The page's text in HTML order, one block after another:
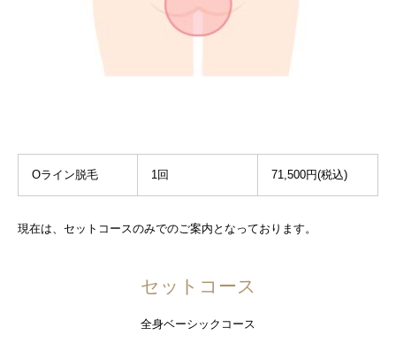
Oライン脱毛 1回 71,500円(税込)
現在は、セットコースのみでのご案内となっております。
セットコース
全身ベーシックコース